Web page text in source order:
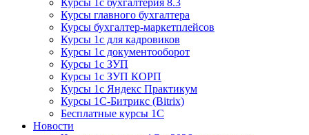
Курсы 1с бухгалтерия 8.3
Курсы главного бухгалтера
Курсы бухгалтер-маркетплейсов
Курсы 1с для кадровиков
Курсы 1с документооборот
Курсы 1с ЗУП
Курсы 1с ЗУП КОРП
Курсы 1с Яндекс Практикум
Курсы 1С-Битрикс (Bitrix)
Бесплатные курсы 1С
Новости